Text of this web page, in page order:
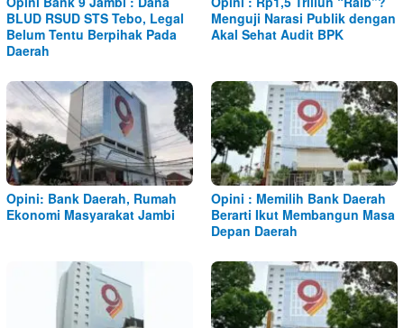
BLUD RSUD STS Tebo, Legal
Belum Tentu Berpihak Pada
Daerah
Menguji Narasi Publik dengan
Akal Sehat Audit BPK
Opini: Bank Daerah, Rumah
Ekonomi Masyarakat Jambi
Opini : Memilih Bank Daerah
Berarti Ikut Membangun Masa
Depan Daerah